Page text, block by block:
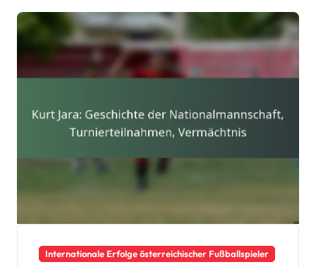
Internationale Erfolge österreichischer Fußballspieler